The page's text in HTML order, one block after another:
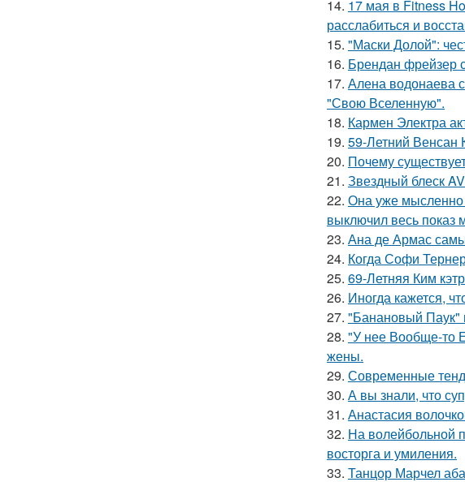
14. 17 мая в Fitness
расслабиться и
15. "Маски Долой":
16. Брендан фрейзер
17. Алена водонаева
"Свою Вселенную".
18. Кармен Электра
19. 59-Летний Венсан
20. Почему
21. Звездный блеск
22. Она уже мысленно
выключил весь показ
23. Ана де Армас
24. Когда Софи
25. 69-Летняя Ким
26. Иногда кажется,
27. "Банановый Паук"
28. "У нее Вообще-то
жены.
29. Современные
30. А вы знали, что
31. Анастасия
32. На волейбольной
восторга и умиления.
33. Танцор Марчел